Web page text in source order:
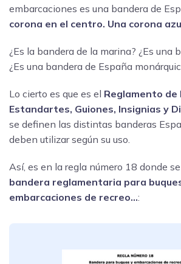
embarcaciones es una bandera de
corona en el centro. Una corona
¿Es la bandera de la marina? ¿Es una
¿Es una bandera de España
Lo cierto es que es el Reglamento de
Estandartes, Guiones, Insignias y
se definen las distintas banderas
deben utilizar según su uso.
Así, es en la regla número 18 donde
bandera reglamentaria para
embarcaciones de recreo…: